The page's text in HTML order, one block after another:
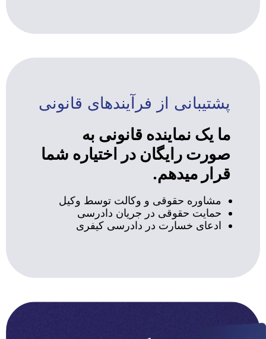
پشتیبانی از فرآیندهای قانونی
ما یک نماینده قانونی به
صورت رایگان در اختیاره شما
قرار میدهم.
مشاوره حقوقی و وکالت توسط وکیل
حمایت حقوقی در جریان دادرسی
ادعای خسارت در دادرسی کیفری